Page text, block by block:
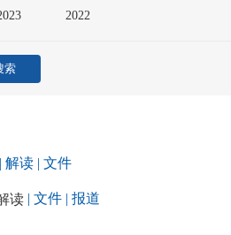
2022
| 解读 | 文件
读 | 文件 | 报道